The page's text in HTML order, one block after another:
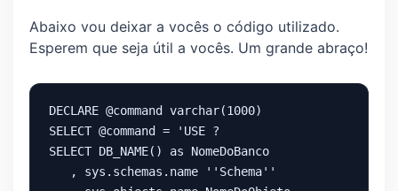
Abaixo vou deixar a vocês o código utilizado.
Esperem que seja útil a vocês. Um grande abraço!
DECLARE @command varchar(1000)
SELECT @command = 'USE ?
SELECT DB_NAME() as NomeDoBanco